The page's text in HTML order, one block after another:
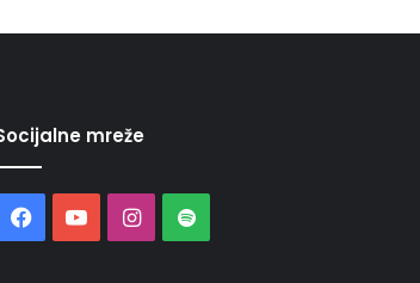
mreže
Facebook
YouTubeInstagram
Spotify